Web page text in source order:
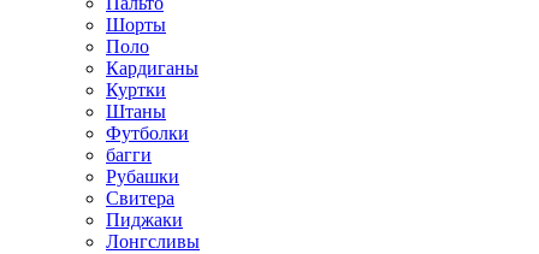
Шорты
Поло
Кардиганы
Куртки
Штаны
Футболки
багги
Рубашки
Свитера
Пиджаки
Лонгсливы